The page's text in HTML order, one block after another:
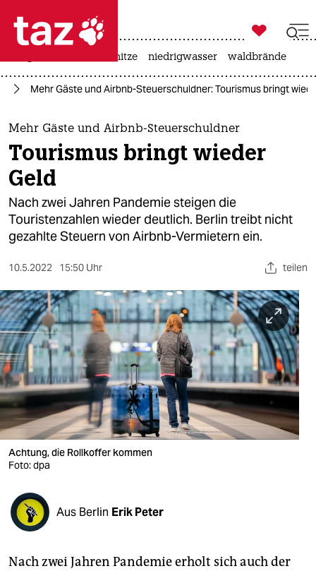
 taz zahl ich
taz zahl ich
themen
politik
öko
gesellschaft
sport
berlin
nord
wahrheit
verlag
verlag
veranstaltungen
shop
fragen & hilfe
unterstützen

taz zahl ich
hitze niedrigwasser waldbrände
Mehr Gäste und Airbnb-Steuerschuldner: Tourismus bringt
Mehr Gäste und Airbnb-Steuerschuldner
Tourismus bringt wieder
Geld
Nach zwei Jahren Pandemie steigen die
Touristenzahlen wieder deutlich. Berlin treibt nicht
gezahlte Steuern von Airbnb-Vermietern ein.
10.5.2022 15:50 Uhr teilen
Achtung, die Rollkoffer kommen
Foto: dpa
Aus Berlin Erik Peter
Nach zwei Jahren Pandemie erholt sich auch der